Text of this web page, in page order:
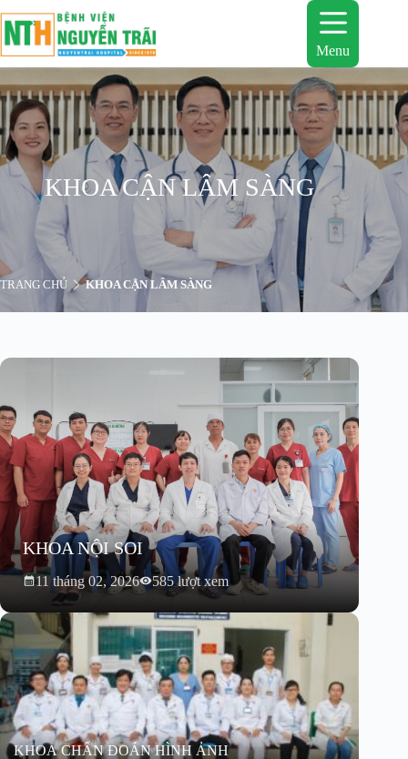
đến
phần
nội
dung
Menu
KHOA CẬN LÂM SÀNG
TRANG CHỦ KHOA CẬN LÂM SÀNG
KHOA NỘI SOI
11 tháng 02, 2026 585 lượt xem
KHOA CHẨN ĐOÁN HÌNH ẢNH